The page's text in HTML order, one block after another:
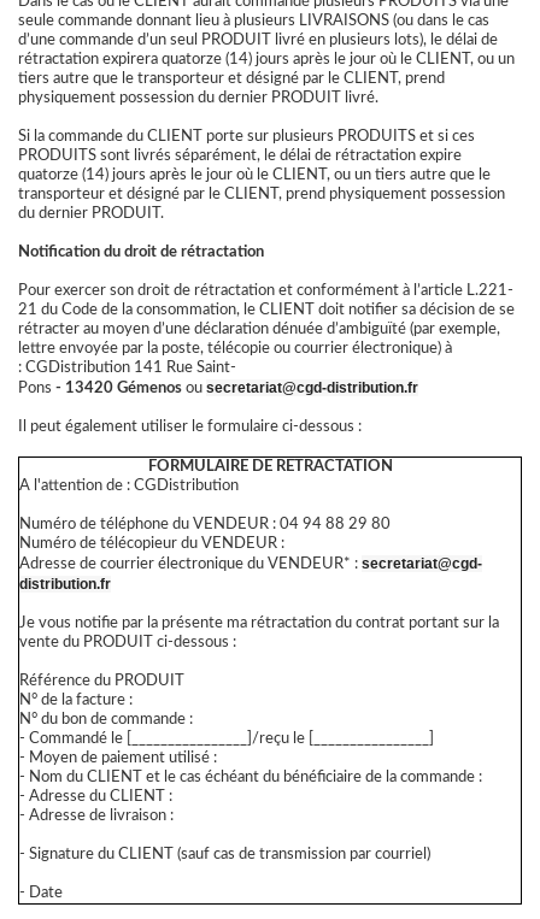
seule commande donnant lieu à plusieurs LIVRAISONS (ou dans le cas
d’une commande d’un seul PRODUIT livré en plusieurs lots), le délai de
rétractation expirera quatorze (14) jours après le jour où le CLIENT, ou un
tiers autre que le transporteur et désigné par le CLIENT, prend
physiquement possession du dernier PRODUIT livré.
Si la commande du CLIENT porte sur plusieurs PRODUITS et si ces
PRODUITS sont livrés séparément, le délai de rétractation expire
quatorze (14) jours après le jour où le CLIENT, ou un tiers autre que le
transporteur et désigné par le CLIENT, prend physiquement possession
du dernier PRODUIT.
Notification du droit de rétractation
Pour exercer son droit de rétractation et conformément à l’article L.221-
21 du Code de la consommation, le CLIENT doit notifier sa décision de se
rétracter au moyen d’une déclaration dénuée d’ambiguïté (par exemple,
lettre envoyée par la poste, télécopie ou courrier électronique) à
: CGDistribution 141 Rue Saint-
Pons - 13420 Gémenos ou secretariat@cgd-distribution.fr
Il peut également utiliser le formulaire ci-dessous :
FORMULAIRE DE RETRACTATION
A l'attention de : CGDistribution
Numéro de téléphone du VENDEUR : 04 94 88 29 80
Numéro de télécopieur du VENDEUR :
Adresse de courrier électronique du VENDEUR* : secretariat@cgd-
distribution.fr
Je vous notifie par la présente ma rétractation du contrat portant sur la
vente du PRODUIT ci-dessous :
Référence du PRODUIT
N° de la facture :
N° du bon de commande :
- Commandé le [________________]/reçu le [________________]
- Moyen de paiement utilisé :
- Nom du CLIENT et le cas échéant du bénéficiaire de la commande :
- Adresse du CLIENT :
- Adresse de livraison :
- Signature du CLIENT (sauf cas de transmission par courriel)
- Date